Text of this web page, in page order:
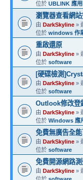
位於 UBLINK 應用
瀏覽器查看網
由 DarkSkyline »
位於 windows 作
重啟還原
由 DarkSkyline »
位於 software
[硬碟檢測
由 DarkSkyline »
位於 software
Outlook修改登
由 DarkSkyline »
位於 Windows 應
免費無廣告全
由 DarkSkyline »
位於 software
免費開源網路
由 DarkSkyline »